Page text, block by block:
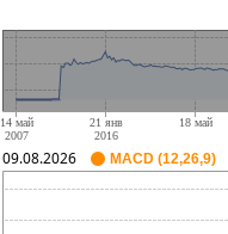
09.08.2026 MACD (12,26,9)